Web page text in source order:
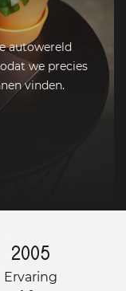
autowereld
we precies
vinden.
2005
Ervaring